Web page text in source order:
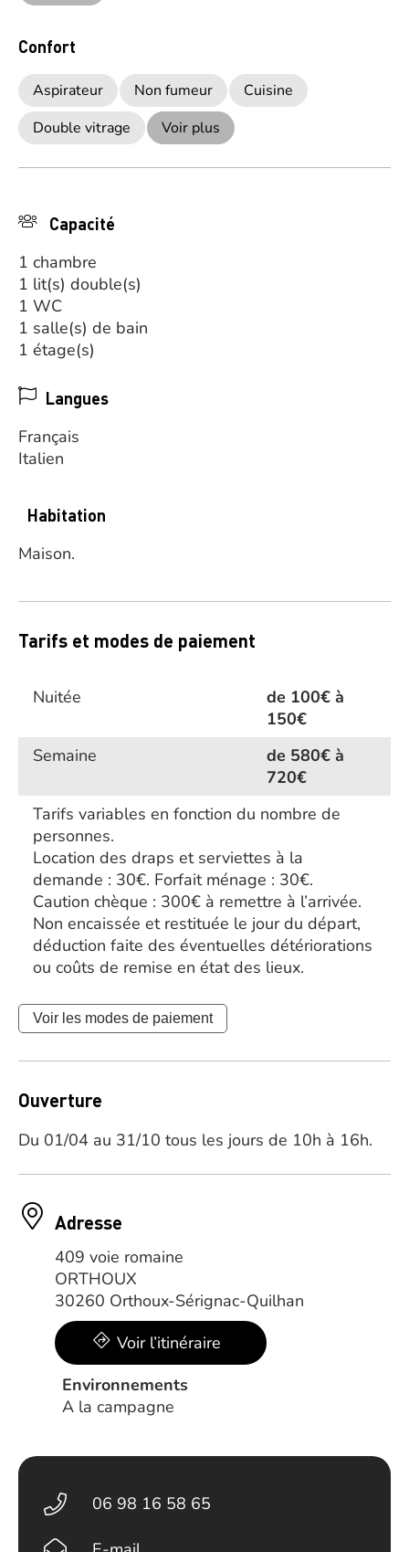
Confort
Aspirateur Non fumeur
Cuisine
Double vitrage
Voir plus
Capacité
1 chambre
1 lit(s) double(s)
1 WC
1 salle(s) de bain
1 étage(s)
Langues
Français
Italien
Habitation
Maison.
Tarifs et modes de paiement
Nuitée
de 100€ à
150€
Semaine
de 580€ à
720€
Tarifs variables en fonction du nombre de
personnes.
Location des draps et serviettes à la
demande : 30€. Forfait ménage : 30€.
Caution chèque : 300€ à remettre à l’arrivée.
Non encaissée et restituée le jour du départ,
déduction faite des éventuelles détériorations
ou coûts de remise en état des lieux.
Voir les modes de paiement
Ouverture
Du 01/04 au 31/10 tous les jours de 10h à 16h.
Adresse
409 voie romaine
ORTHOUX
30260 Orthoux-Sérignac-Quilhan
Voir l’itinéraire
Environnements
A la campagne
06 98 16 58 65